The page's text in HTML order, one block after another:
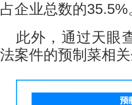
占企业总数的35.5%
此外，通过天眼
法案件的预制菜相